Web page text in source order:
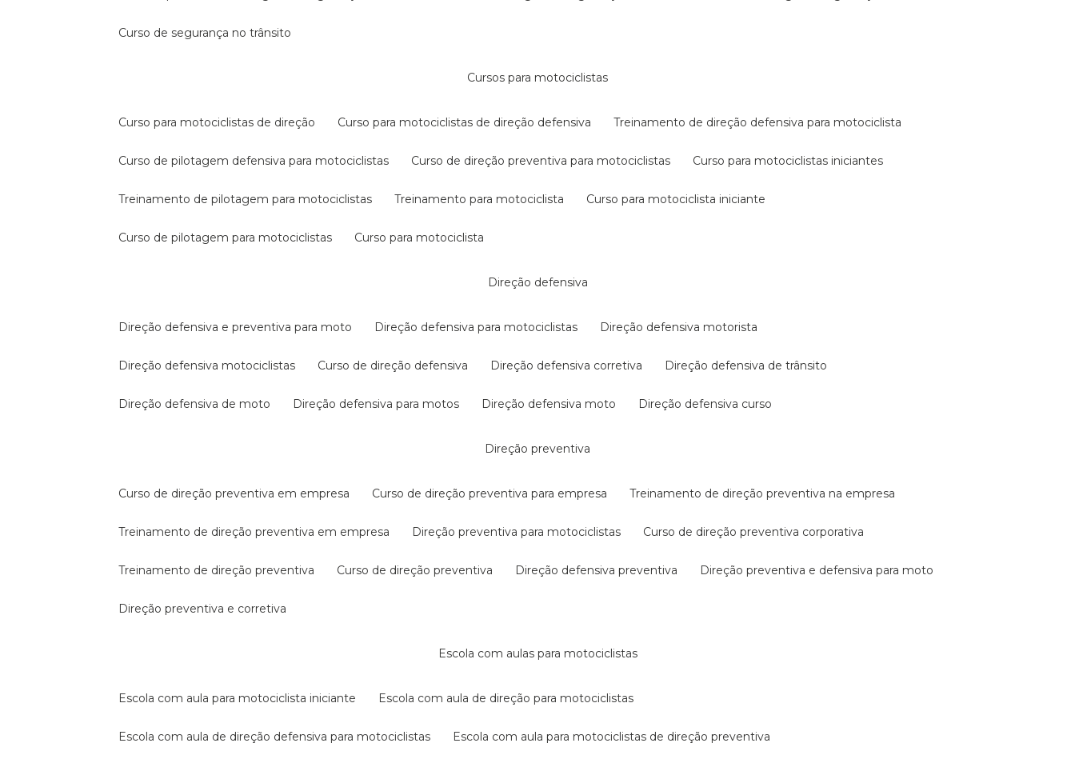
curso de segurança no trânsito
cursos para motociclistas
curso para motociclistas de direção curso para motociclistas de direção defensiva treinamento de direção defensiva para motociclista
curso de pilotagem defensiva para motociclistas curso de direção preventiva para motociclistas curso para motociclistas iniciantes
treinamento de pilotagem para motociclistas treinamento para motociclista curso para motociclista iniciante
curso de pilotagem para motociclistas curso para motociclista
direção defensiva
direção defensiva e preventiva para moto direção defensiva para motociclistas direção defensiva motorista
direção defensiva motociclistas curso de direção defensiva direção defensiva corretiva direção defensiva de trânsito
direção defensiva de moto direção defensiva para motos direção defensiva moto direção defensiva curso
direção preventiva
curso de direção preventiva em empresa curso de direção preventiva para empresa treinamento de direção preventiva na empresa
treinamento de direção preventiva em empresa direção preventiva para motociclistas curso de direção preventiva corporativa
treinamento de direção preventiva curso de direção preventiva direção defensiva preventiva direção preventiva e defensiva para moto
direção preventiva e corretiva
escola com aulas para motociclistas
escola com aula para motociclista iniciante escola com aula de direção para motociclistas
escola com aula de direção defensiva para motociclistas escola com aula para motociclistas de direção preventiva